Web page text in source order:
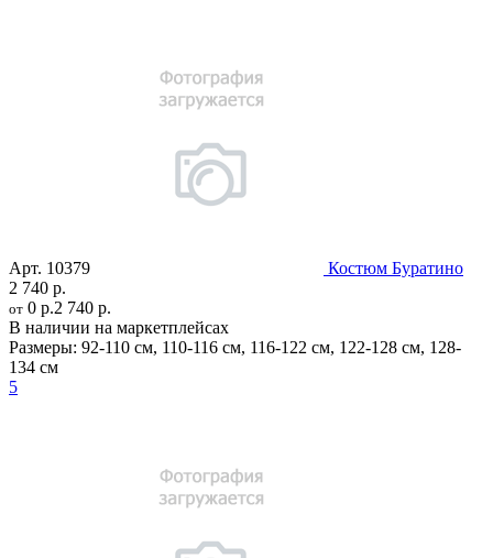
Арт. 10379
Костюм Буратино
2 740 р.
от 0 р.2 740 р.
В наличии на маркетплейсах
Размеры: 92-110 см, 110-116 см, 116-122 см, 122-128 см, 128-
134 см
5